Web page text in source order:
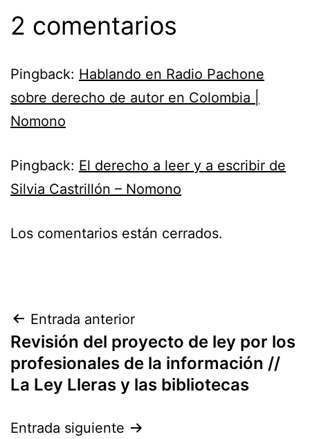
2 comentarios
Pingback: Hablando en Radio Pachone
sobre derecho de autor en Colombia |
Nomono
Pingback: El derecho a leer y a escribir de
Silvia Castrillón – Nomono
Los comentarios están cerrados.
Navegación
de
entradas
Entrada anterior
Revisión del proyecto de ley por los
profesionales de la información //
La Ley Lleras y las bibliotecas
Entrada siguiente